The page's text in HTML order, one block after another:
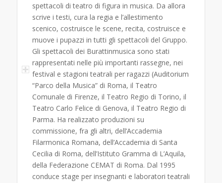
spettacoli di teatro di figura in musica. Da allora
scrive i testi, cura la regia e l’allestimento
scenico, costruisce le scene, recita, costruisce e
muove i pupazzi in tutti gli spettacoli del Gruppo.
Gli spettacoli dei Burattinmusica sono stati
rappresentati nelle più importanti rassegne, nei
festival e stagioni teatrali per ragazzi (Auditorium
“Parco della Musica” di Roma, il Teatro
Comunale di Firenze, il Teatro Regio di Torino, il
Teatro Carlo Felice di Genova, il Teatro Regio di
Parma. Ha realizzato produzioni su
commissione, fra gli altri, dell’Accademia
Filarmonica Romana, dell’Accademia di Santa
Cecilia di Roma, dell’Istituto Gramma di L’Aquila,
della Federazione CEMAT di Roma. Dal 1995
conduce stage per insegnanti e laboratori teatrali